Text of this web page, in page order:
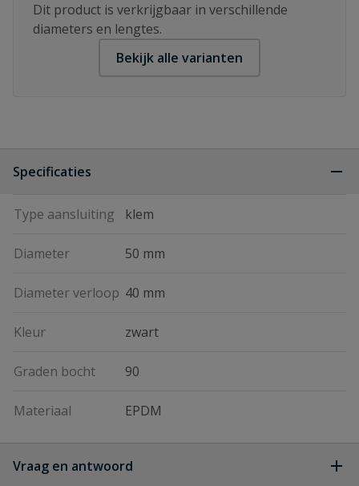
Dit product is verkrijgbaar in verschillende
diameters en lengtes.
Bekijk alle varianten
Specificaties
Type aansluiting klem
Diameter 50 mm
Diameter verloop 40 mm
Kleur zwart
Graden bocht 90
Materiaal EPDM
Vraag en antwoord